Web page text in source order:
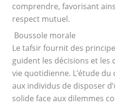
comprendre, favorisant
respect mutuel.
Boussole morale
Le tafsir fournit des
guident les décisions et
vie quotidienne. L’étude
aux individus de disposer
solide face aux dilemmes